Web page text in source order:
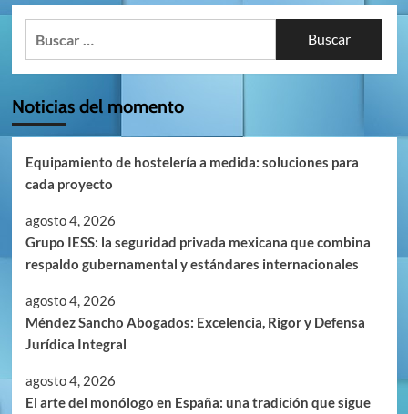
Noticias del momento
Equipamiento de hostelería a medida: soluciones para
cada proyecto
agosto 4, 2026
Grupo IESS: la seguridad privada mexicana que combina
respaldo gubernamental y estándares internacionales
agosto 4, 2026
Méndez Sancho Abogados: Excelencia, Rigor y Defensa
Jurídica Integral
agosto 4, 2026
El arte del monólogo en España: una tradición que sigue